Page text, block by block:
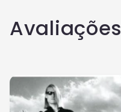
Avaliações